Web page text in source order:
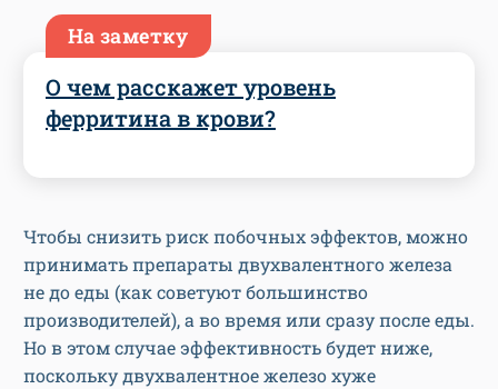
На заметку
О чем расскажет уровень
ферритина в крови?
Чтобы снизить риск побочных эффектов, можно
принимать препараты двухвалентного железа
не до еды (как советуют большинство
производителей), а во время или сразу после еды.
Но в этом случае эффективность будет ниже,
поскольку двухвалентное железо хуже